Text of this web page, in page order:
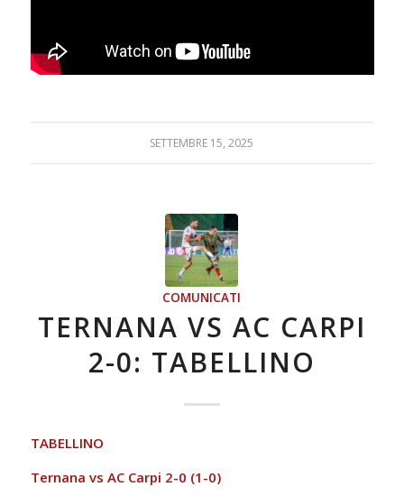
SETTEMBRE 15, 2025
COMUNICATI
TERNANA VS AC CARPI
2-0: TABELLINO
TABELLINO
Ternana vs AC Carpi 2-0 (1-0)